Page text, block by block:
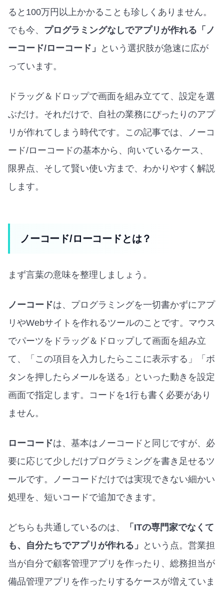
ると100万円以上かかることも珍しくありません。
でも今、 プログラミングなしでアプリが作れる「ノ
ーコード/ローコード」
という選択肢が急速に広が
っています。
ドラッグ＆ドロップで画面を組み立てて、設定を選
ぶだけ。それだけで、自社の業務にぴったりのアプ
リが作れてしまう時代です。この記事では、ノーコ
ード/ローコードの基本から、向いているケース、
限界点、そして賢い使い方まで、わかりやすく解説
します。
ノーコード/ローコードとは？
まず言葉の意味を整理しましょう。
ノーコードは、プログラミングを一切書かずにアプ
リやWebサイトを作れるツールのことです。マウス
でパーツをドラッグ＆ドロップして画面を組み立
て、「この項目を入力したらここに表示する」「ボ
タンを押したらメールを送る」といった動きを設定
画面で指定します。コードを1行も書く必要があり
ません。
ローコードは、基本はノーコードと同じですが、必
要に応じて少しだけプログラミングを書き足せるツ
ールです。ノーコードだけでは実現できない細かい
処理を、短いコードで追加できます。
どちらも共通しているのは、
「ITの専門家でなくて
も、自分たちでアプリが作れる」
という点。営業担
当が自分で顧客管理アプリを作ったり、総務担当が
備品管理アプリを作ったりするケースが増えていま